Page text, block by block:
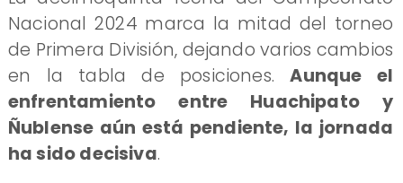
Nacional 2024 marca la mitad del torneo
de Primera División, dejando varios cambios
en la tabla de posiciones.Aunque el
enfrentamiento entre Huachipato y
Ñublense aún está pendiente, la jornada
ha sido decisiva.